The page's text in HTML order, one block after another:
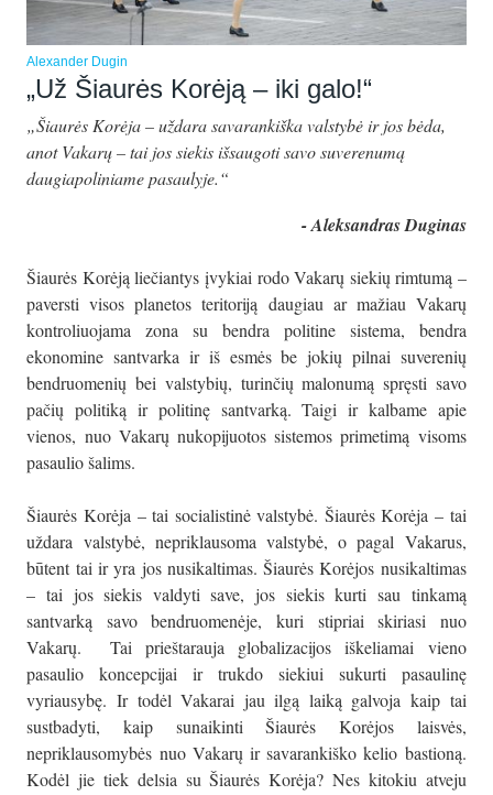
Alexander Dugin
„Už Šiaurės Korėją – iki galo!“
„Šiaurės Korėja – uždara savarankiška valstybė ir jos bėda,
anot Vakarų – tai jos siekis išsaugoti savo suverenumą
daugiapoliniame pasaulyje.“
- Aleksandras Duginas
Šiaurės Korėją liečiantys įvykiai rodo Vakarų siekių rimtumą –
paversti visos planetos teritoriją daugiau ar mažiau Vakarų
kontroliuojama zona su bendra politine sistema, bendra
ekonomine santvarka ir iš esmės be jokių pilnai suverenių
bendruomenių bei valstybių, turinčių malonumą spręsti savo
pačių politiką ir politinę santvarką. Taigi ir kalbame apie
vienos, nuo Vakarų nukopijuotos sistemos primetimą visoms
pasaulio šalims.
Šiaurės Korėja – tai socialistinė valstybė. Šiaurės Korėja – tai
uždara valstybė, nepriklausoma valstybė, o pagal Vakarus,
būtent tai ir yra jos nusikaltimas. Šiaurės Korėjos nusikaltimas
– tai jos siekis valdyti save, jos siekis kurti sau tinkamą
santvarką savo bendruomenėje, kuri stipriai skiriasi nuo
Vakarų. Tai prieštarauja globalizacijos iškeliamai vieno
pasaulio koncepcijai ir trukdo siekiui sukurti pasaulinę
vyriausybę. Ir todėl Vakarai jau ilgą laiką galvoja kaip tai
sustbadyti, kaip sunaikinti Šiaurės Korėjos laisvės,
nepriklausomybės nuo Vakarų ir savarankiško kelio bastioną.
Kodėl jie tiek delsia su Šiaurės Korėja? Nes kitokiu atveju